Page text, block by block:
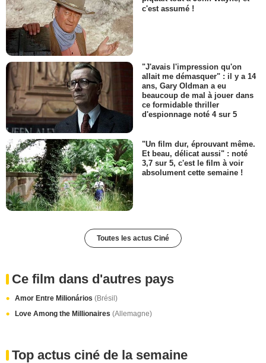
c'est assumé !
"J'avais l'impression qu'on
allait me démasquer" : il y a 14
ans, Gary Oldman a eu
beaucoup de mal à jouer dans
ce formidable thriller
d'espionnage noté 4 sur 5
"Un film dur, éprouvant même.
Et beau, délicat aussi" : noté
3,7 sur 5, c'est le film à voir
absolument cette semaine !
Toutes les actus Ciné
Ce film dans d'autres pays
Amor Entre Milionários (Brésil)
Love Among the Millionaires (Allemagne)
Top actus ciné de la semaine